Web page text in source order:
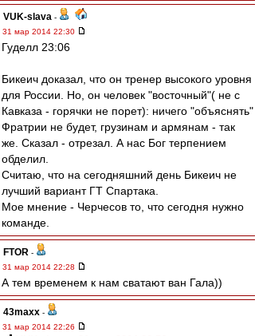
VUK-slava -
31 мар 2014 22:30
Гуделл 23:06
Бикеич доказал, что он тренер высокого уровня
для России. Но, он человек "восточный"( не с
Кавказа - горячки не порет): ничего "объяснять"
Фратрии не будет, грузинам и армянам - так
же. Сказал - отрезал. А нас Бог терпением
обделил.
Считаю, что на сегодняшний день Бикеич не
лучший вариант ГТ Спартака.
Мое мнение - Черчесов то, что сегодня нужно
команде.
FTOR -
31 мар 2014 22:28
А тем временем к нам сватают ван Гала))
43maxx -
31 мар 2014 22:26